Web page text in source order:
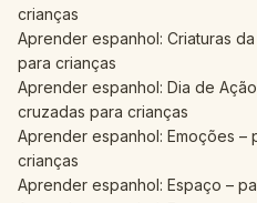
crianças
Aprender espanhol: Criaturas
para crianças
Aprender espanhol: Dia de
cruzadas para crianças
Aprender espanhol: Emoções –
crianças
Aprender espanhol: Espaço –